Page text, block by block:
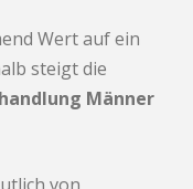
Wert auf ein
steigt die
Männer